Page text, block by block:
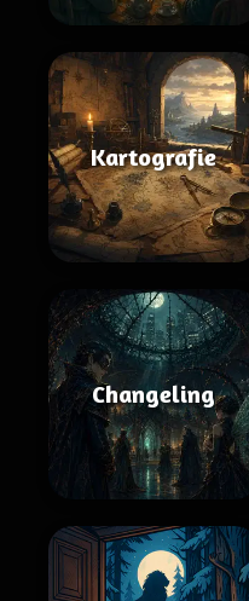
Kartografie
Changeling